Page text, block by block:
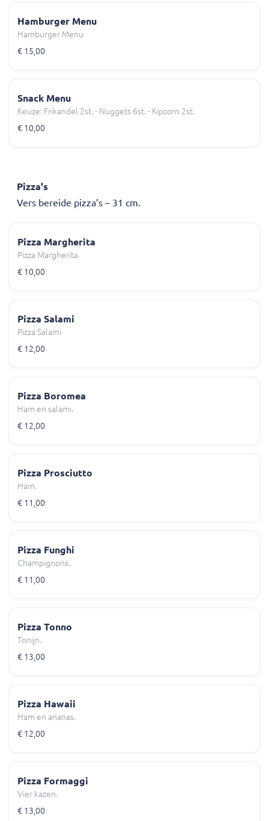
Hamburger Menu
Hamburger Menu
€ 15,00
Snack Menu
Keuze: Frikandel 2st. - Nuggets 6st. - Kipcorn 2st.
€ 10,00
Pizza's
Vers bereide pizza’s – 31 cm.
Pizza Margherita
Pizza Margherita
€ 10,00
Pizza Salami
Pizza Salami
€ 12,00
Pizza Boromea
Ham en salami.
€ 12,00
Pizza Prosciutto
Ham.
€ 11,00
Pizza Funghi
Champignons.
€ 11,00
Pizza Tonno
Tonijn.
€ 13,00
Pizza Hawaii
Ham en ananas.
€ 12,00
Pizza Formaggi
Vier kazen.
€ 13,00